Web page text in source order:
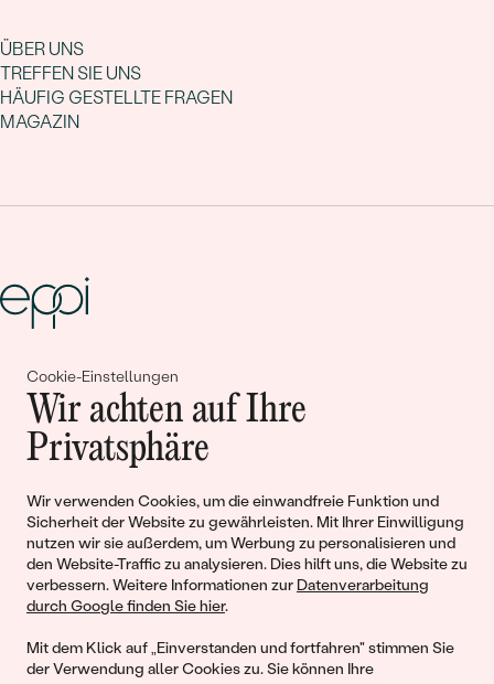
Cookie-Einstellungen
Wir achten auf Ihre
Privatsphäre
Wir verwenden Cookies, um die einwandfreie Funktion und
Sicherheit der Website zu gewährleisten. Mit Ihrer Einwilligung
nutzen wir sie außerdem, um Werbung zu personalisieren und
den Website-Traffic zu analysieren. Dies hilft uns, die Website zu
verbessern. Weitere Informationen zur Datenverarbeitung
durch Google finden Sie hier.
Mit dem Klick auf „Einverstanden und fortfahren" stimmen Sie
der Verwendung aller Cookies zu. Sie können Ihre
ÜBER UNS
TREFFEN SIE UNS
HÄUFIG GESTELLTE FRAGEN
MAGAZIN
Gemeinsam erschaffen wir
Geschichten von Schönheit und
Liebe
Begleiten Sie uns!